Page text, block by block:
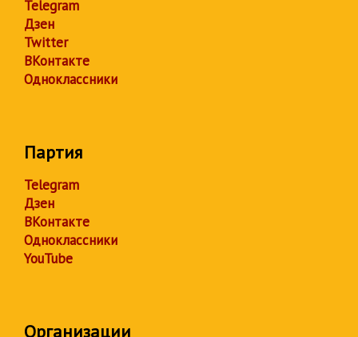
Telegram
Дзен
Twitter
ВКонтакте
Одноклассники
Партия
Telegram
Дзен
ВКонтакте
Одноклассники
YouTube
Организации